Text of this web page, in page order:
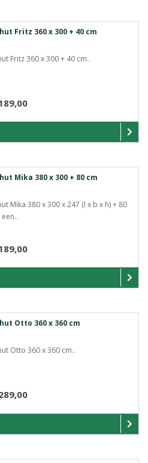
Fritz 360 x 300 + 40 cm
Fritz 360 x 300 + 40 cm..
Mika 380 x 300 + 80 cm
Mika 380 x 300 x 247 (l x b x h) + 80
Otto 360 x 360 cm
Otto 360 x 360 cm..